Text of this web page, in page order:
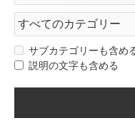
サブカテゴリーも含め
説明の文字も含める